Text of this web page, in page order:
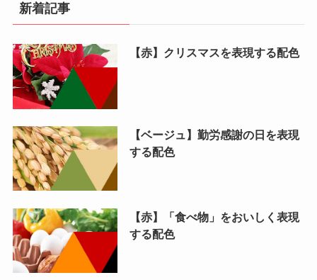
新着記事
【赤】クリスマスを表現する配色
【ベージュ】勤労感謝の日を表現
する配色
【赤】「食べ物」をおいしく表現
する配色